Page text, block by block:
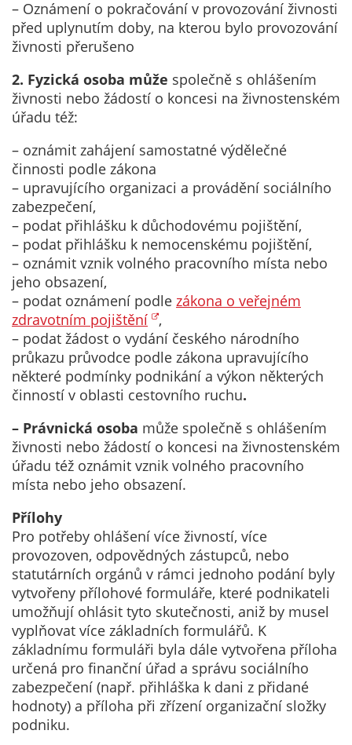
– Oznámení o pokračování v provozování živnosti
před uplynutím doby, na kterou bylo provozování
živnosti přerušeno
2. Fyzická osoba může společně s ohlášením
živnosti nebo žádostí o koncesi na živnostenském
úřadu též:
– oznámit zahájení samostatné výdělečné
činnosti podle zákona
– upravujícího organizaci a provádění sociálního
zabezpečení,
– podat přihlášku k důchodovému pojištění,
– podat přihlášku k nemocenskému pojištění,
– oznámit vznik volného pracovního místa nebo
jeho obsazení,
– podat oznámení podle zákona o veřejném
zdravotním pojištění ,
– podat žádost o vydání českého národního
průkazu průvodce podle zákona upravujícího
některé podmínky podnikání a výkon některých
činností v oblasti cestovního ruchu.
– Právnická osoba může společně s ohlášením
živnosti nebo žádostí o koncesi na živnostenském
úřadu též oznámit vznik volného pracovního
místa nebo jeho obsazení.
Přílohy
Pro potřeby ohlášení více živností, více
provozoven, odpovědných zástupců, nebo
statutárních orgánů v rámci jednoho podání byly
vytvořeny přílohové formuláře, které podnikateli
umožňují ohlásit tyto skutečnosti, aniž by musel
vyplňovat více základních formulářů. K
základnímu formuláři byla dále vytvořena příloha
určená pro finanční úřad a správu sociálního
zabezpečení (např. přihláška k dani z přidané
hodnoty) a příloha při zřízení organizační složky
podniku.
na našich
stránkách, tak na
subjektů. Díky
tomu můžeme
zájmech, tak zvané
profily. Na základě
není zpravidla
možná
bezprostřední
osoby, protože jsou
pseudonymizované
údaje. Pokud
nevyjádříte
souhlas, nebudete
a reklam
přizpůsobených
Vašim zájmům.